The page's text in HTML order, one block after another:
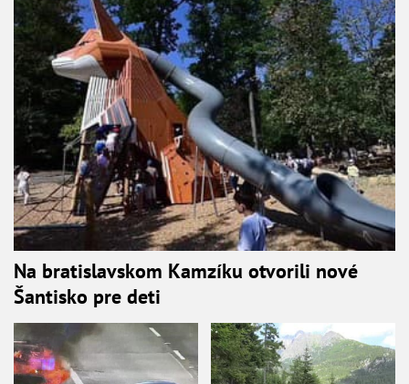
Na bratislavskom Kamzíku otvorili nové
Šantisko pre deti